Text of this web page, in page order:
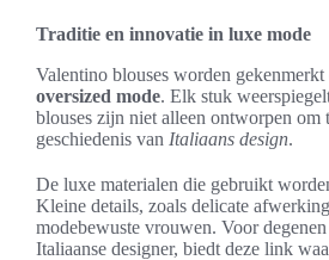
Traditie en innovatie in luxe mode
Valentino blouses worden
oversized mode. Elk stuk
blouses zijn niet alleen ontworpen om
geschiedenis van Italiaans design.
De luxe materialen die gebruikt
Kleine details, zoals delicate
modebewuste vrouwen. Voor
Italiaanse designer, biedt deze link